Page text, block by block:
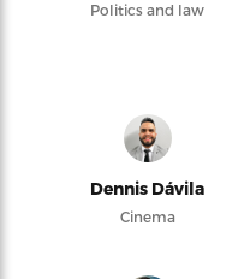
Politics and law
Dennis Dávila
Cinema